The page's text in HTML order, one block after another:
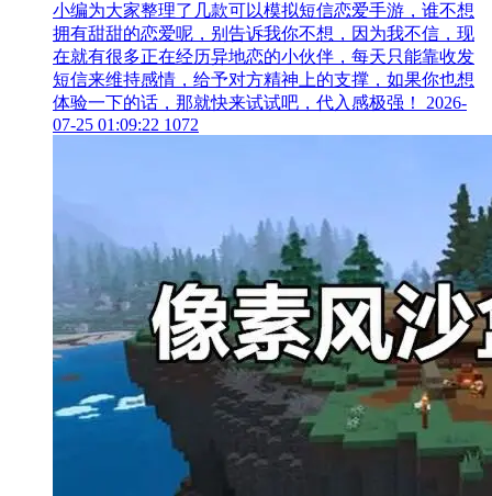
小编为大家整理了几款可以模拟短信恋爱手游，谁不想
拥有甜甜的恋爱呢，别告诉我你不想，因为我不信，现
在就有很多正在经历异地恋的小伙伴，每天只能靠收发
短信来维持感情，给予对方精神上的支撑，如果你也想
体验一下的话，那就快来试试吧，代入感极强！
2026-
07-25 01:09:22 1072